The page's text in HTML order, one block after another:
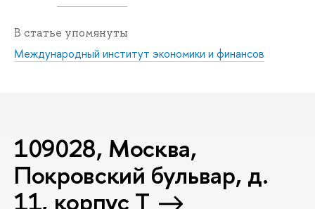
В статье упомянуты
Международный институт экономики и финансов
109028, Москва,
Покровский бульвар, д.
11, корпус T